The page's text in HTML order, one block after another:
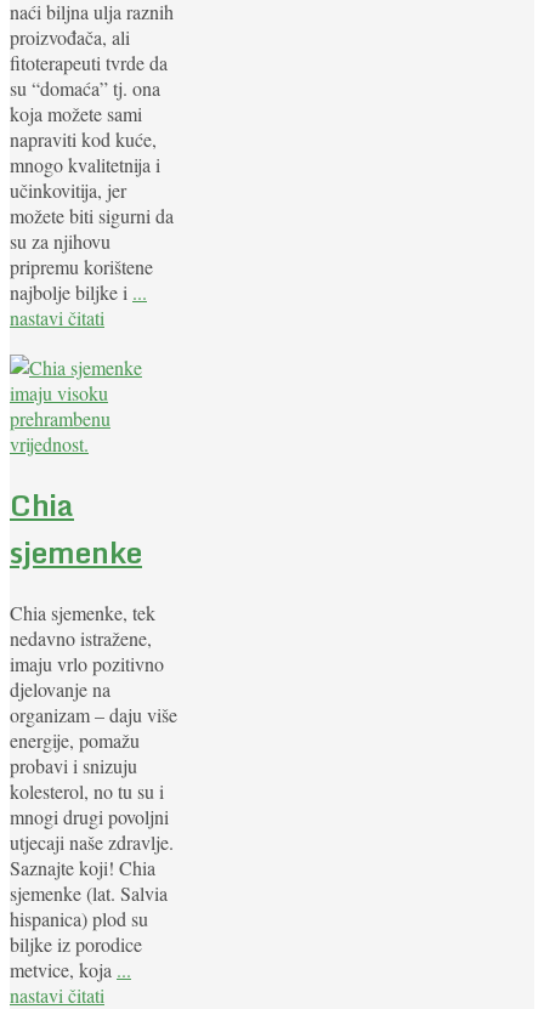
naći biljna ulja raznih
proizvođača, ali
fitoterapeuti tvrde da
su “domaća” tj. ona
koja možete sami
napraviti kod kuće,
mnogo kvalitetnija i
učinkovitija, jer
možete biti sigurni da
su za njihovu
pripremu korištene
najbolje biljke i ...
nastavi čitati
Chia
sjemenke
Chia sjemenke, tek
nedavno istražene,
imaju vrlo pozitivno
djelovanje na
organizam – daju više
energije, pomažu
probavi i snizuju
kolesterol, no tu su i
mnogi drugi povoljni
utjecaji naše zdravlje.
Saznajte koji! Chia
sjemenke (lat. Salvia
hispanica) plod su
biljke iz porodice
metvice, koja ...
nastavi čitati